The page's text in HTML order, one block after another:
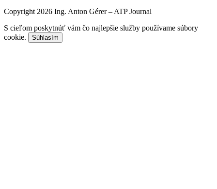
Copyright 2026 Ing. Anton Gérer – ATP Journal
S cieľom poskytnúť vám čo najlepšie služby používame súbory
cookie.
Súhlasím